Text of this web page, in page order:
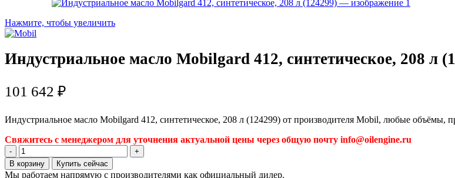
Нажмите, чтобы увеличить
Индустриальное масло Mobilgard 412, синтетическое, 208 л
101 642 ₽
Индустриальное масло Mobilgard 412, синтетическое, 208 л (124299) от производителя Mobil, любые объёмы,
Свяжитесь с менеджером для уточнения актуальной цены через общую почту info@oilengine.ru
Количество
товара
Индустриальное
В корзину Купить сейчас
Мы работаем напрямую с производителями как официальный дилер.